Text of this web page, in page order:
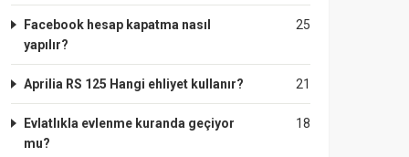
25
Facebook hesap kapatma nasıl
yapılır?
21
Aprilia RS 125 Hangi ehliyet kullanır?
18
Evlatlıkla evlenme kuranda geçiyor
mu?